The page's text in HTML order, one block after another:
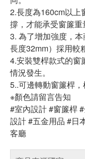
2.長度為160cm以上
撐，才能承受窗簾重
3. 為了增加強度，
長度32mm）採用較
4.安裝雙桿款式的窗
情況發生。
5..可邊轉動窗簾桿，
※顏色請留言告知
#室內設計 #窗簾桿
設計 #五金用品 #日
客廳